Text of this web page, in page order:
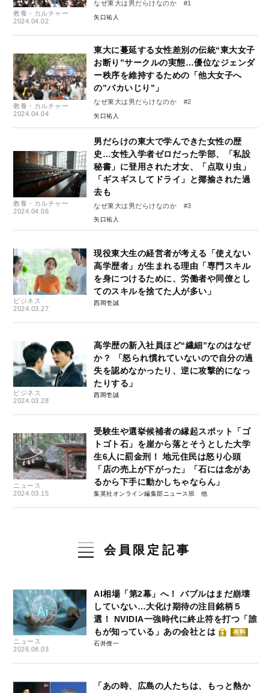
教養・カルチャー
2024.04.02
なぜ東大は男だらけなのか #1
矢口祐人
教養・カルチャー
2024.04.04
東大に蔓延する女性差別の伝統“東大女子
お断り”サークルの実態…優位なジェンダ
ー秩序を維持するための「他大女子へ
の”バカいじり”」
なぜ東大は男だらけなのか #2
矢口祐人
教養・カルチャー
2024.04.06
男だらけの東大で学んできた女性の歴
史…女性入学者ゼロだった学部、「私設
秘書」に登用された才女、「点取り虫」
「ギスギスしてドライ」と揶揄された過
去も
なぜ東大は男だらけなのか #3
矢口祐人
ビジネス
2024.03.27
現役東大生の経営者が考える「使えない
高学歴者」が生まれる理由「専門スキル
を身につけるために、労働者や同僚とし
てのスキルを捨てた人が多い」
西岡壱誠
ビジネス
2024.03.28
高学歴の新入社員ほど“繊細”なのはなぜ
か？ 「怒られ慣れていないので自分の過
失を認めなかったり、逆に攻撃的になっ
たりする」
西岡壱誠
ニュース
2024.03.15
受験生や選挙候補者の縁起スポット「ゴ
トゴト石」を崖から落とそうとした大学
生6人に罰金刑！ 地元住民は怒り心頭
「店の売上が下がった」「石には念があ
るから下手に動かしちゃならん」
集英社オンライン編集部ニュース班
会員限定記事
ニュース
2026.08.03
AI相場「第2幕」へ！ バブルはまだ崩壊
していない…大化け期待の注目銘柄５
選！ NVIDIA一強時代に終止符を打つ「誰
もが知っている」あの会社とは
有料
石井僚一
「あの時、広島の人たちは、もっと熱か